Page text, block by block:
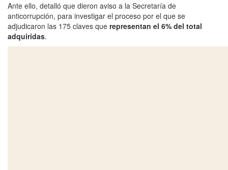
Ante ello, detalló que dieron aviso a la Secretaría de
anticorrupción, para investigar el proceso por el que se
adjudicaron las 175 claves que representan el 6% del total
adquiridas.